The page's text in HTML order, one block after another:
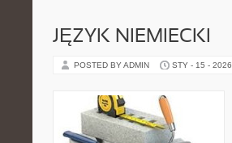
JĘZYK NIEMIECKI
POSTED BY ADMIN STY - 15 - 2026